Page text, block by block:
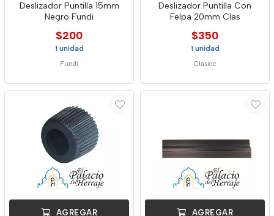
Deslizador Puntilla 15mm
Negro Fundi
$200
1 unidad
Fundi
Deslizador Puntilla Con
Felpa 20mm Clas
$350
1 unidad
Clasicc
AGREGAR AGREGAR